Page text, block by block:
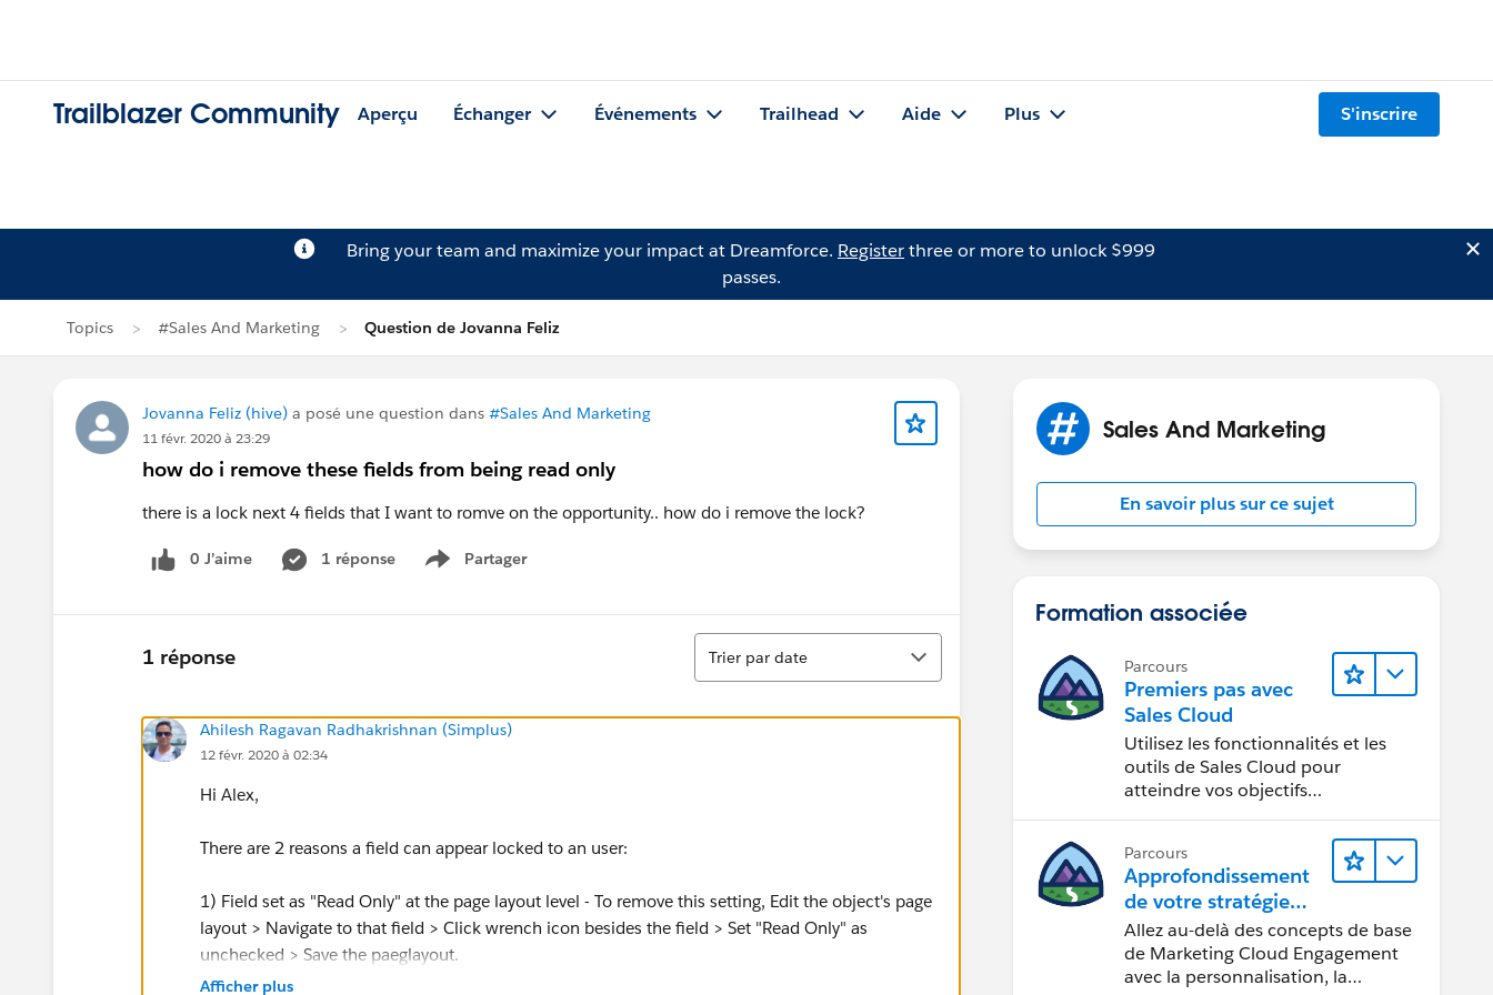
Trailblazer Community Aperçu Échanger Événements Trailhead Aide Plus S'inscrire
Bring your team and maximize your impact at Dreamforce. Registerthree or more to unlock $999
passes.
Topics #Sales And Marketing Question de Jovanna Feliz
Jovanna Feliz (hive) a posé une question dans #Sales And Marketing
11 févr. 2020 à 23:29
how do i remove these fields from being read only
there is a lock next 4 fields that I want to romve on the opportunity.. how do i remove the lock?
0 J’aime 1 réponse Partager
Show menu
1 réponse
Tri
Trier par date
Ahilesh Ragavan Radhakrishnan (Simplus)
12 févr. 2020 à 02:34
Hi Alex,
There are 2 reasons a field can appear locked to an user:
1) Field set as "Read Only" at the page layout level - To remove this setting, Edit the object's page
layout > Navigate to that field > Click wrench icon besides the field > Set "Read Only" as
unchecked > Save the paeglayout.
Afficher plus
Sales And Marketing
En savoir plus sur ce sujet
Formation associée
Parcours
Premiers pas avec
Sales Cloud
Utilisez les fonctionnalités et les
outils de Sales Cloud pour
atteindre vos objectifs
Parcours
Approfondissement
de votre stratégie
marketing
Allez au-delà des concepts de base
de Marketing Cloud Engagement
avec la personnalisation, la